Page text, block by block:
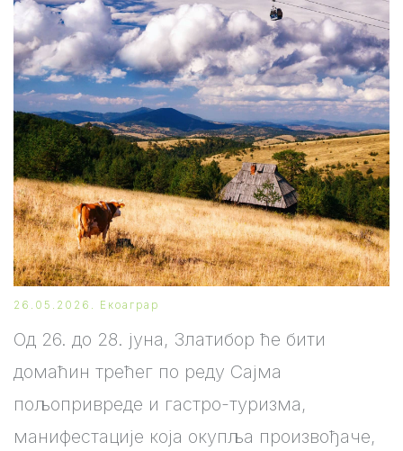
26.05.2026. Екоаграр
Од 26. до 28. јуна, Златибор ће бити
домаћин трећег по реду Сајма
пољопривреде и гастро-туризма,
манифестације која окупља произвођаче,